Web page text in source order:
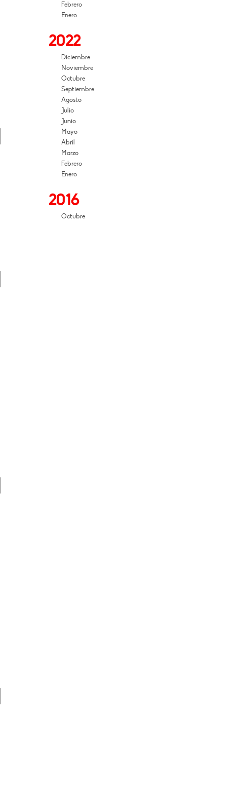
Febrero
Enero
2022
Diciembre
Noviembre
Octubre
Septiembre
Agosto
Julio
Junio
Mayo
Abril
Marzo
Febrero
Enero
2016
Octubre